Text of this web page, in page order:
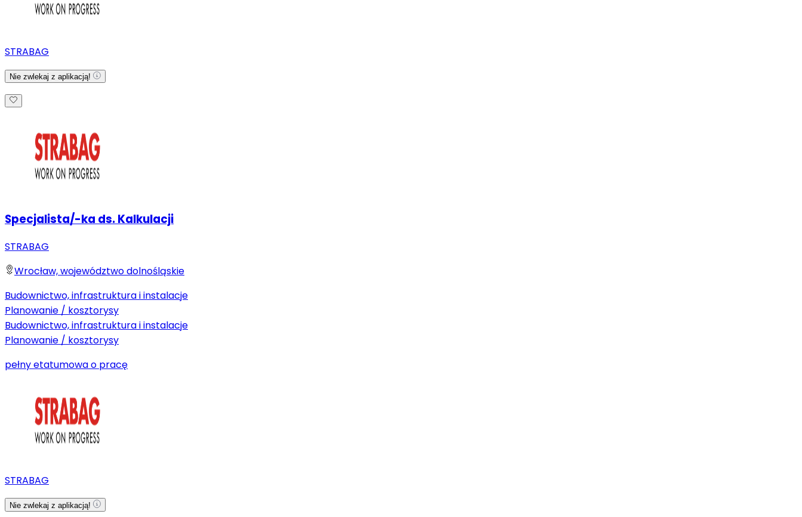
STRABAG
Nie zwlekaj z aplikacją!
Specjalista/-ka ds. Kalkulacji
STRABAG
Wrocław, województwo dolnośląskie
Budownictwo, infrastruktura i instalacje
Planowanie / kosztorysy
Budownictwo, infrastruktura i instalacje
Planowanie / kosztorysy
pełny etatumowa o pracę
STRABAG
Nie zwlekaj z aplikacją!